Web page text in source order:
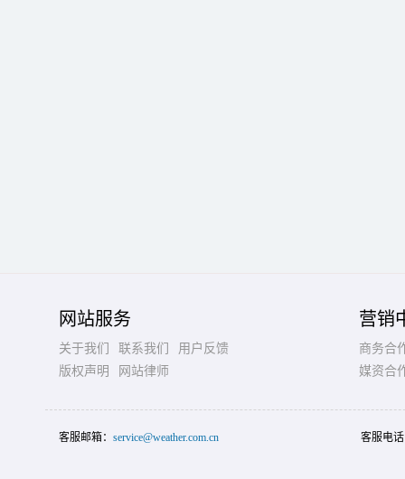
网站服务
关于我们 联系我们
用户反馈
版权声明
网站律师
营销
商务合
媒资合
客服邮箱： service@weather.com.cn 客服电